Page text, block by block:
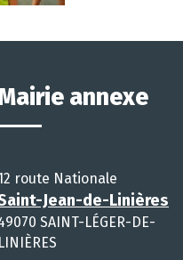
annexe
route Nationale
Jean-de-Linières
SAINT-LÉGER-DE-
LINIÈRES